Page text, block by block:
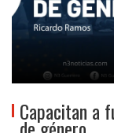
Capacitan a